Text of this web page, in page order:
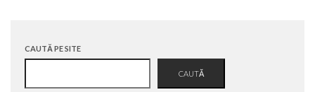
CAUTĂ PE SITE
CAUTĂ